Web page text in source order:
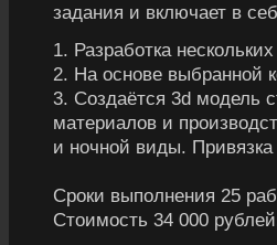
задания и включает в
1. Разработка
2. На основе выбранной
3. Создаётся 3d модель
материалов и
и ночной виды. Привязка
Сроки выполнения 25
Стоимость 34 000